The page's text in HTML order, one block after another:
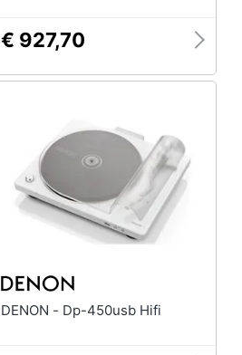
€ 927,70
DENON - Dp-450usb Hifi